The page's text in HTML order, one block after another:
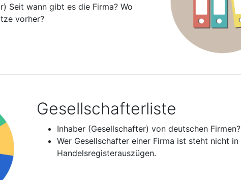
Seit wann gibt es die Firma? Wo
vorher?
Gesellschafterliste
Inhaber (Gesellschafter) von deutschen Firmen?
Wer Gesellschafter einer Firma ist steht nicht in
Handelsregisterauszügen.